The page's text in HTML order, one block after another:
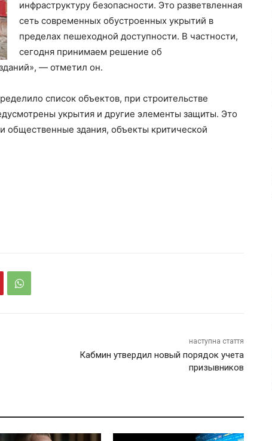
инфраструктуру безопасности. Это разветвленная
сеть современных обустроенных укрытий в
пределах пешеходной доступности. В частности,
сегодня принимаем решение об
— отметил он.
список объектов, при строительстве
укрытия и другие элементы защиты. Это
здания, объекты критической
наступна стаття
Кабмин утвердил новый порядок учета
призывников